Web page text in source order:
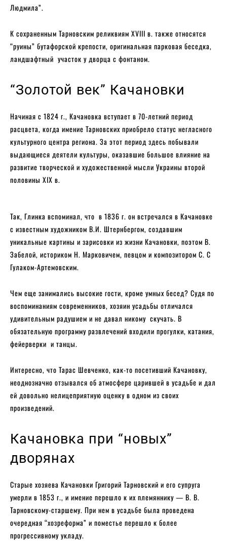
Людмила”.
К сохраненным Тарновским реликвиям XVIII в. также относятся
“руины” бутафорской крепости, оригинальная парковая беседка,
ландшафтный участок у дворца с фонтаном.
“Золотой век” Качановки
Начиная с 1824 г., Качановка вступает в 70-летний период
расцвета, когда имение Тарновских приобрело статус негласного
культурного центра региона. За этот период здесь побывали
выдающиеся деятели культуры, оказавшие большое влияние на
развитие творческой и художественной мысли Украины второй
половины XIX в.
Так, Глинка вспоминал, что в 1836 г. он встречался в Качановке
с известным художником В.И. Штернбергом, создавшим
уникальные картины и зарисовки из жизни Качановки, поэтом В.
Забелой, историком Н. Марковичем, певцом и композитором С. С
Гулаком-Артемовским.
Чем еще занимались высокие гости, кроме умных бесед? Судя по
воспоминаниям современников, хозяин усадьбы отличался
удивительным радушием и не давал никому скучать. В
обязательную программу развлечений входили прогулки, катания,
фейерверки и танцы.
Интересно, что Тарас Шевченко, как-то посетивший Качановку,
неоднозначно отзывался об атмосфере царившей в усадьбе и дал
ей довольно нелицеприятную оценку в одном из своих
произведений.
Качановка при “новых”
дворянах
Старые хозяева Качановки Григорий Тарновский и его супруга
умерли в 1853 г., и имение перешло к их племяннику — В. В.
Тарновскому-старшему. При нем в усадьбе была проведена
очередная “хозреформа” и поместье перешло к более
прогрессивному укладу.